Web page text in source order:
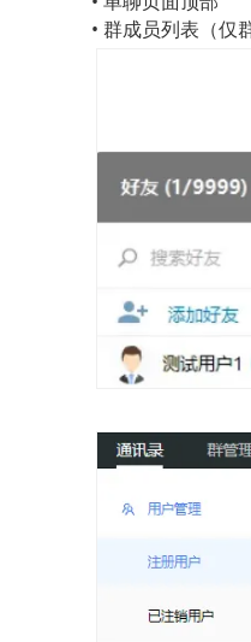
• 群成员列表（仅